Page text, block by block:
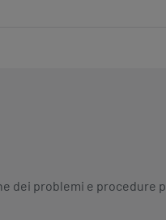
dei problemi e procedure